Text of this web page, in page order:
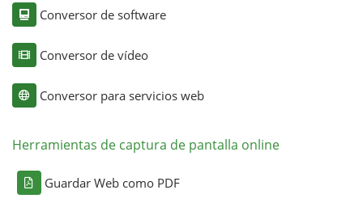
Conversor de software
Conversor de vídeo
Conversor para servicios web
Herramientas de captura de pantalla online
Guardar Web como PDF